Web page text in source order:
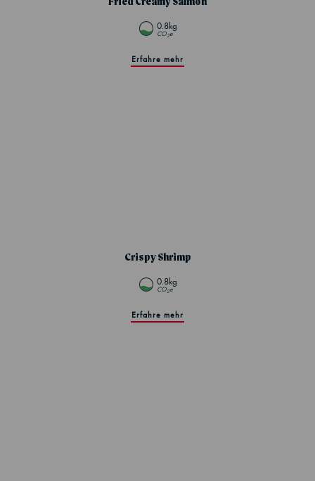
0.8kg
CO2e
Erfahre mehr
Crispy Shrimp
0.8kg
CO2e
Erfahre mehr